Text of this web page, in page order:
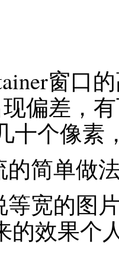
窗口
偏差，
十个像素
的简单做
等宽的图
的效果个